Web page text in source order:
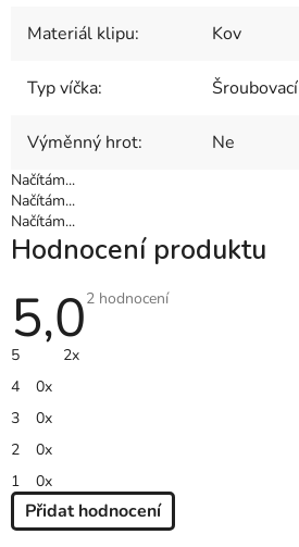
Materiál klipu: Kov
Typ víčka: Šroubovací
Výměnný hrot: Ne
Načítám...
Načítám...
Načítám...
Hodnocení produktu
5,0Průměrné
2 hodnocení
5
2x
4
0x
3
0x
2
0x
1
0x
Přidat hodnocení